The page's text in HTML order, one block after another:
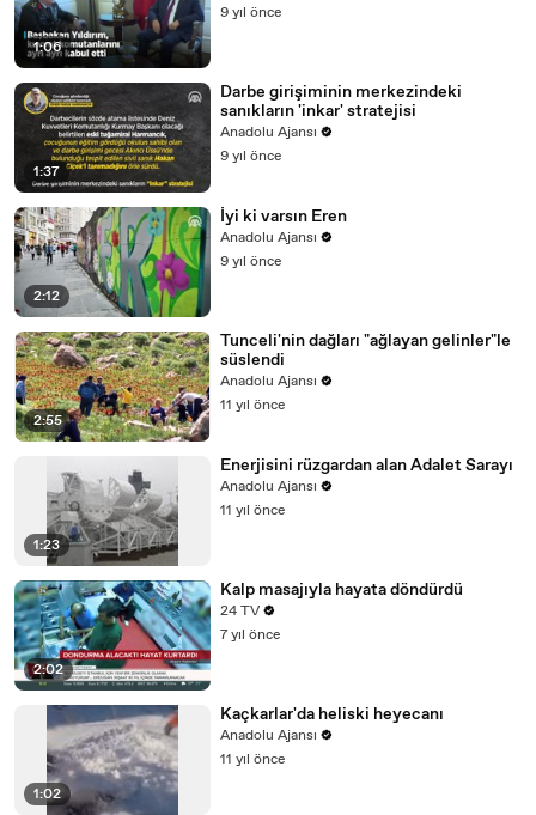
1:06
9 yıl önce
1:37
Darbe girişiminin merkezindeki
sanıkların 'inkar' stratejisi
Anadolu Ajansı
9 yıl önce
2:12
İyi ki varsın Eren
Anadolu Ajansı
9 yıl önce
2:55
Tunceli'nin dağları "ağlayan gelinler"le
süslendi
Anadolu Ajansı
11 yıl önce
1:23
Enerjisini rüzgardan alan Adalet Sarayı
Anadolu Ajansı
11 yıl önce
2:02
Kalp masajıyla hayata döndürdü
24 TV
7 yıl önce
1:02
Kaçkarlar'da heliski heyecanı
Anadolu Ajansı
11 yıl önce